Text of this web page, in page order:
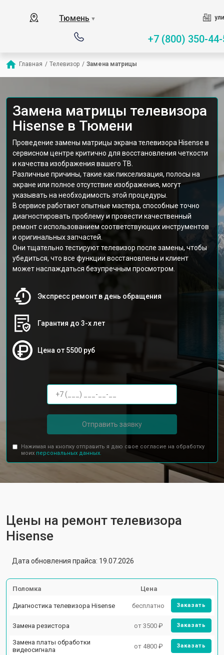
Тюмень ▼
+7 (800) 350-
Главная / Телевизор / Замена матрицы
Замена матрицы телевизора
Hisense в Тюмени
Проведение замены матрицы экрана телевизора Hisense в
сервисном центре критично для восстановления четкости
и качества изображения вашего ТВ.
Различные причины, такие как пикселизация, полосы на
экране или полное отсутствие изображения, могут
указывать на необходимость этой процедуры.
В сервисе работают опытные мастера, способные точно
диагностировать проблему и провести качественный
ремонт с использованием соответствующих инструментов
и оригинальных запчастей.
Они тщательно тестируют телевизор после замены, чтобы
убедиться, что все функции восстановлены и клиент
может наслаждаться безупречным просмотром.
Экспресс ремонт в день обращения
Гарантия до 3-х лет
Цена от 5500 руб
Отправить заявку
Нажимая на кнопку отправить я даю свое согласие на обработку
моих персональных данных.
Цены на ремонт телевизора
Hisense
Дата обновления прайса: 19.07.2026
Поломка Цена
Диагностика телевизора Hisense бесплатно Заказать
Замена резистора от 3500 ₽ Заказать
Замена платы обработки
видеосигнала
от 4800 ₽ Заказать